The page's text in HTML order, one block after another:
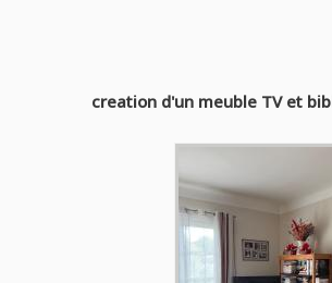
creation d'un meuble TV et